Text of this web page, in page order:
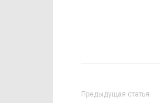
Предыдущая статья